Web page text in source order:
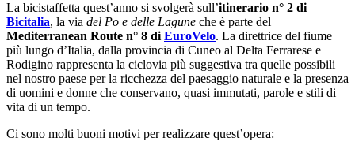
La bicistaffetta quest’anno si svolgerà sull’itinerario n° 2 di
Bicitalia, la via del Po e delle Lagune che è parte del
Mediterranean Route n° 8 di EuroVelo. La direttrice del fiume
più lungo d’Italia, dalla provincia di Cuneo al Delta Ferrarese e
Rodigino rappresenta la ciclovia più suggestiva tra quelle possibili
nel nostro paese per la ricchezza del paesaggio naturale e la presenza
di uomini e donne che conservano, quasi immutati, parole e stili di
vita di un tempo.
Ci sono molti buoni motivi per realizzare quest’opera: